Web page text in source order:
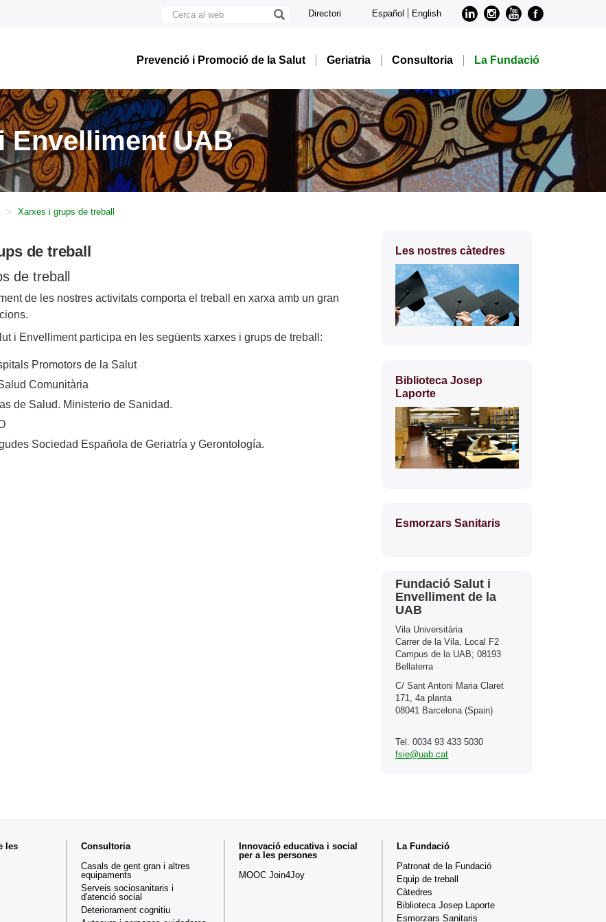
Cerca
Directori Español English LinkedIn
Instagram
Youtube
Prevenció i Promoció de la Salut Geriatria Consultoria La Fundació
Envelliment UAB
Xarxes i grups de treball
de treball
de treball
de les nostres activitats comporta el treball en xarxa amb un gran
i Envelliment participa en les següents xarxes i grups de treball:
Promotors de la Salut
Comunitària
de Salud. Ministerio de Sanidad.
Sociedad Española de Geriatría y Gerontología.
complementària
Les nostres càtedres
Biblioteca Josep
Laporte
Esmorzars Sanitaris
Contacte
Fundació Salut i
Envelliment de la
UAB
Vila Universitària
Carrer de la Vila, Local F2
Campus de la UAB; 08193
Bellaterra
C/ Sant Antoni Maria Claret
171, 4a planta
08041 Barcelona (Spain)
Tel. 0034 93 433 5030
fsie@uab.cat
les
Consultoria
Casals de gent gran i altres
equipaments
Serveis sociosanitaris i
d'atenció social
Deteriorament cognitiu
Innovació educativa i social
per a les persones
MOOC Join4Joy
La Fundació
Patronat de la Fundació
Equip de treball
Càtedres
Biblioteca Josep Laporte
Esmorzars Sanitaris